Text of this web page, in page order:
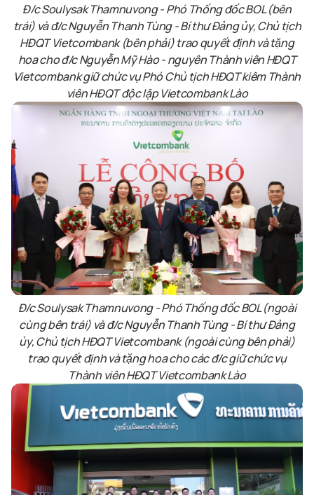
Đ/c Soulysak Thamnuvong - Phó Thống đốc BOL (bên
trái) và đ/c Nguyễn Thanh Tùng - Bí thư Đảng ủy, Chủ tịch
HĐQT Vietcombank (bên phải) trao quyết định và tặng
hoa cho đ/c Nguyễn Mỹ Hào - nguyên Thành viên HĐQT
Vietcombank giữ chức vụ Phó Chủ tịch HĐQT kiêm Thành
viên HĐQT độc lập Vietcombank Lào
Đ/c Soulysak Thamnuvong - Phó Thống đốc BOL (ngoài
cùng bên trái) và đ/c Nguyễn Thanh Tùng - Bí thư Đảng
ủy, Chủ tịch HĐQT Vietcombank (ngoài cùng bên phải)
trao quyết định và tặng hoa cho các đ/c giữ chức vụ
Thành viên HĐQT Vietcombank Lào